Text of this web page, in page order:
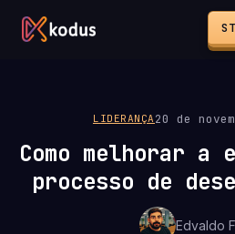
LIDERANÇA 20 de
Como melhorar
processo de
Edvaldo